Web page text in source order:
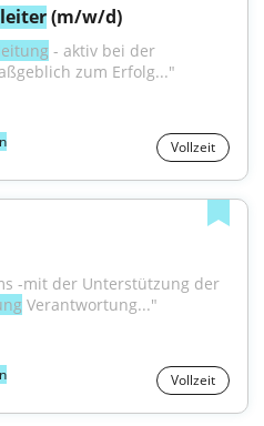
(m/w/d)
- aktiv bei der
zum Erfolg..."
Vollzeit
-mit der Unterstützung der
Verantwortung..."
Vollzeit